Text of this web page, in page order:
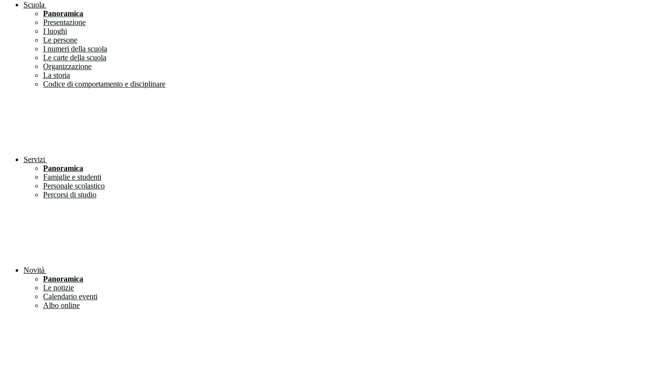
Scuola
Panoramica
Presentazione
I luoghi
Le persone
I numeri della scuola
Le carte della scuola
Organizzazione
La storia
Codice di comportamento e disciplinare
Servizi
Panoramica
Famiglie e studenti
Personale scolastico
Percorsi di studio
Novità
Panoramica
Le notizie
Calendario eventi
Albo online